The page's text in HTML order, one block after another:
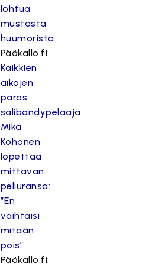
lohtua
mustasta
huumorista
Pääkallo.fi:
Kaikkien
aikojen
paras
salibandypelaaja
Mika
Kohonen
lopettaa
mittavan
peliuransa:
”En
vaihtaisi
mitään
pois”
Pääkallo.fi: